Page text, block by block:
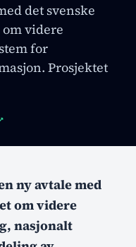
det svenske
videre
for
Prosjektet
↗
ny avtale med
om videre
nasjonalt